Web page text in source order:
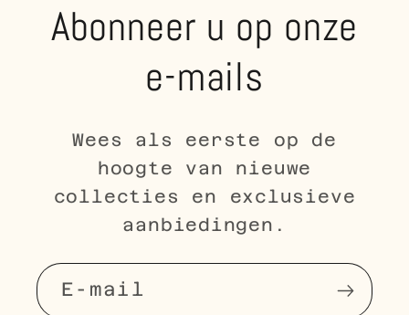
Abonneer u op onze
e-mails
Wees als eerste op de
hoogte van nieuwe
collecties en exclusieve
aanbiedingen.
E‑mail